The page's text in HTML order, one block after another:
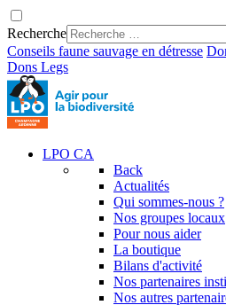
Recherche
Conseils faune sauvage en détresse
Dons Legs
LPO CA
Back
Actualités
Qui sommes-nous ?
Nos groupes locaux
Pour nous aider
La boutique
Bilans d'activité
Nos partenaires
Nos autres